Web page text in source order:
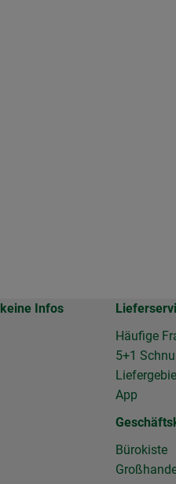
Infos
Häufige
5+1
App
Bürokiste